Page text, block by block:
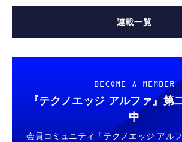
連載一覧
BECOME A MEMBER
『テクノエッジ アルファ』 第
中
会員コミュニティ「テクノエッジ アル